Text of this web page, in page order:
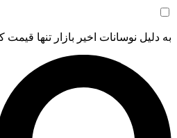
به دلیل نوسانات اخیر بازار تنها